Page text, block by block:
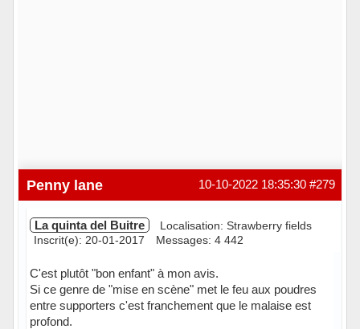
#279
10-10-2022 18:35:30
Penny lane
La quinta del Buitre
Localisation: Strawberry fields
Inscrit(e): 20-01-2017
Messages: 4 442
C'est plutôt "bon enfant" à mon avis.
Si ce genre de "mise en scène" met le feu aux poudres
entre supporters c'est franchement que le malaise est
profond.